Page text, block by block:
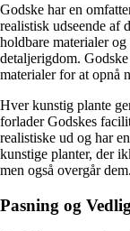
Godske har en
realistisk udseende af
holdbare materialer
detaljerigdom.
materialer for at opnå
Hver kunstig plante
forlader Godskes
realistiske ud og har
kunstige planter, der
men også overgår dem.
Pasning og